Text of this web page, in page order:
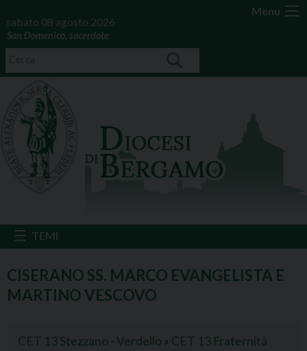
Menu
sabato 08 agosto 2026
San Domenico, sacerdote
CISERANO SS. MARCO EVANGELISTA E
MARTINO VESCOVO
CET 13 Stezzano - Verdello » CET 13 Fraternità